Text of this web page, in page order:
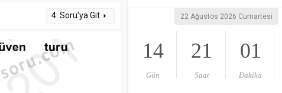
4. Soru'ya Git arrow_right 22 Ağustos 2026 Cumartesi
14
Gün
21
Saat
01
Dakika